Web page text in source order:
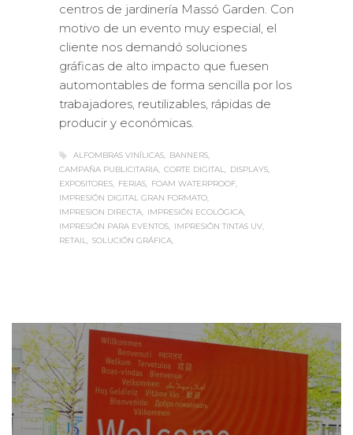
centros de jardinería Massó Garden. Con
motivo de un evento muy especial, el
cliente nos demandó soluciones
gráficas de alto impacto que fuesen
automontables de forma sencilla por los
trabajadores, reutilizables, rápidas de
producir y económicas.
ALFOMBRAS VINÍLICAS
BANNERS
CAMPAÑA PUBLICITARIA CORTE DIGITAL
DISPLAYS
EXPOSITORES
FERIAS
FOAM WATERPROOF
IMPRESIÓN DIGITAL GRAN FORMATO
IMPRESION DIRECTA
IMPRESIÓN ECOLÓGICA
IMPRESIÓN PARA EVENTOS
IMPRESIÓN TINTAS UV
RETAIL SOLUCIÓN GRÁFICA